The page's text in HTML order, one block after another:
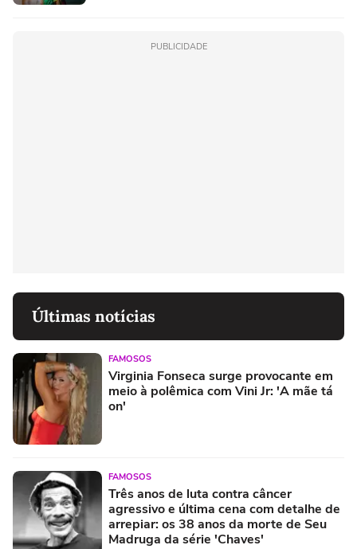
PUBLICIDADE
Últimas notícias
FAMOSOS
Virginia Fonseca surge provocante em
meio à polêmica com Vini Jr: 'A mãe tá
on'
FAMOSOS
Três anos de luta contra câncer
agressivo e última cena com detalhe de
arrepiar: os 38 anos da morte de Seu
Madruga da série 'Chaves'